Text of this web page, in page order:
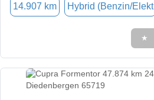
14.907 km Hybrid (Benzin/Elekt
★